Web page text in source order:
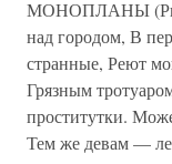
МОНОПЛАНЫ
над городом, В
странные, Реют
Грязным
проститутки.
Тем же девам —